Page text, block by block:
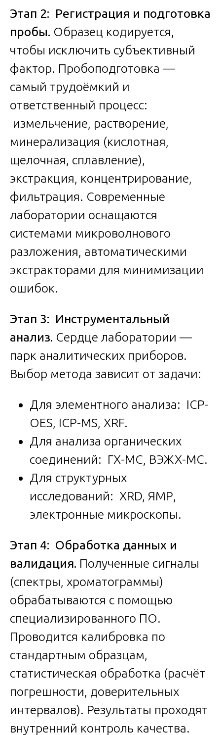
Этап 2: Регистрация и подготовка
пробы. Образец кодируется,
чтобы исключить субъективный
фактор. Пробоподготовка —
самый трудоёмкий и
ответственный процесс:
измельчение, растворение,
минерализация (кислотная,
щелочная, сплавление),
экстракция, концентрирование,
фильтрация. Современные
лаборатории оснащаются
системами микроволнового
разложения, автоматическими
экстракторами для минимизации
ошибок.
Этап 3: Инструментальный
анализ. Сердце лаборатории —
парк аналитических приборов.
Выбор метода зависит от задачи:
Для элементного анализа: ICP-
OES, ICP-MS, XRF.
Для анализа органических
соединений: ГХ-МС, ВЭЖХ-МС.
Для структурных
исследований: XRD, ЯМР,
электронные микроскопы.
Этап 4: Обработка данных и
валидация. Полученные сигналы
(спектры, хроматограммы)
обрабатываются с помощью
специализированного ПО.
Проводится калибровка по
стандартным образцам,
статистическая обработка (расчёт
погрешности, доверительных
интервалов). Результаты проходят
внутренний контроль качества.